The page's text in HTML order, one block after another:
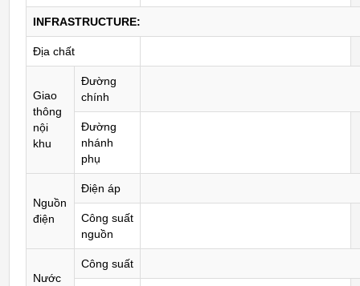
INFRASTRUCTURE:
Địa chất
Giao
thông
nội
khu
Đường
chính
Đường
nhánh
phụ
Nguồn
điện
Điện áp
Công suất
nguồn
Nước
Công suất